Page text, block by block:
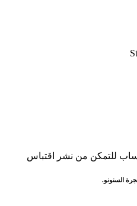
للتمكن من نشر اقتباس
السنونو.